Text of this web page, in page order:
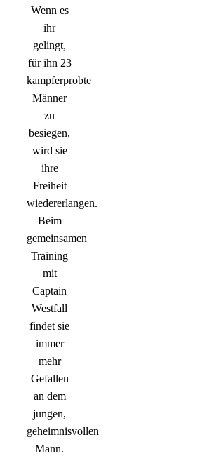
Wenn es
ihr
gelingt,
für ihn 23
kampferprobte
Männer
zu
besiegen,
wird sie
ihre
Freiheit
wiedererlangen.
Beim
gemeinsamen
Training
mit
Captain
Westfall
findet sie
immer
mehr
Gefallen
an dem
jungen,
geheimnisvollen
Mann.